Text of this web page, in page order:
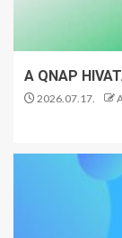
A QNAP
2026.07.17.